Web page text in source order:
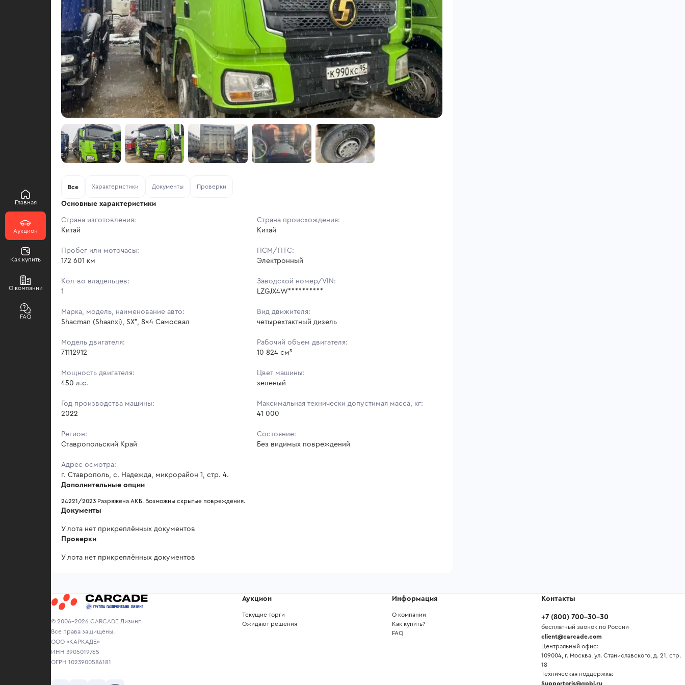
Главная
Аукцион
Как купить
О компании
FAQ
Все Характеристики Документы Проверки
Основные характеристики
Страна изготовления:
Китай
Страна происхождения:
Китай
Пробег или моточасы:
172 601 км
ПСМ/ПТС:
Электронный
Кол-во владельцев:
1
Заводской номер/VIN:
LZGJX4W**********
Марка, модель, наименование авто:
Shacman (Shaanxi), SX*, 8x4 Самосвал
Вид движителя:
четырехтактный дизель
Модель двигателя:
71112912
Рабочий объем двигателя:
10 824 см³
Мощность двигателя:
450 л.с.
Цвет машины:
зеленый
Год производства машины:
2022
Максимальная технически допустимая масса, кг:
41 000
Регион:
Ставропольский Край
Состояние:
Без видимых повреждений
Адрес осмотра:
г. Ставрополь, с. Надежда, микрорайон 1, стр. 4.
Дополнительные опции
24221/2023 Разряжена АКБ. Возможны скрытые повреждения.
Документы
У лота нет прикреплённых документов
Проверки
У лота нет прикреплённых документов
© 2006-2026 CARCADE Лизинг.
Все права защищены.
ООО «КАРКАДЕ»
ИНН 3905019765
ОГРН 1023900586181
Аукцион
Текущие торги
Ожидают решения
Информация
О компании
Как купить?
FAQ
Контакты
+7 (800) 700-30-30
бесплатный звонок по России
client@carcade.com
Центральный офис:
109004, г. Москва, ул. Станиславского, д. 21, стр.
18
Техническая поддержка:
Supportoris@gpbl.ru